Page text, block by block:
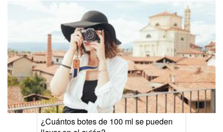
¿Cuántos botes de 100 ml se pueden